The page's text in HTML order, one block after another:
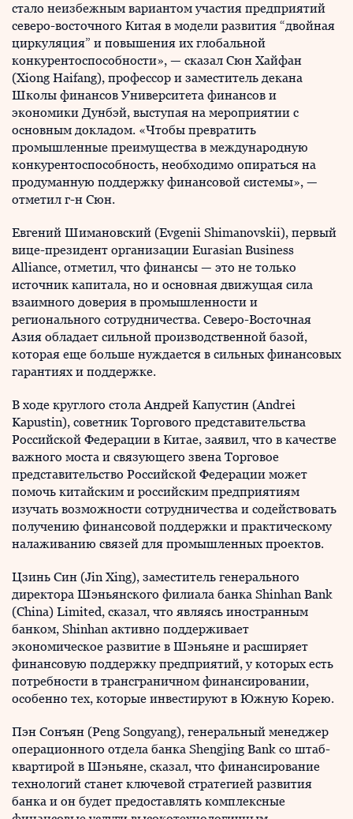
стало неизбежным вариантом участия предприятий
северо-восточного Китая в модели развития “двойная
циркуляция” и повышения их глобальной
конкурентоспособности», — сказал Сюн Хайфан
(Xiong Haifang), профессор и заместитель декана
Школы финансов Университета финансов и
экономики Дунбэй, выступая на мероприятии с
основным докладом. «Чтобы превратить
промышленные преимущества в международную
конкурентоспособность, необходимо опираться на
продуманную поддержку финансовой системы», —
отметил г-н Сюн.
Евгений Шимановский (Evgenii Shimanovskii), первый
вице-президент организации Eurasian Business
Alliance, отметил, что финансы — это не только
источник капитала, но и основная движущая сила
взаимного доверия в промышленности и
регионального сотрудничества. Северо-Восточная
Азия обладает сильной производственной базой,
которая еще больше нуждается в сильных финансовых
гарантиях и поддержке.
В ходе круглого стола Андрей Капустин (Andrei
Kapustin), советник Торгового представительства
Российской Федерации в Китае, заявил, что в качестве
важного моста и связующего звена Торговое
представительство Российской Федерации может
помочь китайским и российским предприятиям
изучать возможности сотрудничества и содействовать
получению финансовой поддержки и практическому
налаживанию связей для промышленных проектов.
Цзинь Син (Jin Xing), заместитель генерального
директора Шэньянского филиала банка Shinhan Bank
(China) Limited, сказал, что являясь иностранным
банком, Shinhan активно поддерживает
экономическое развитие в Шэньяне и расширяет
финансовую поддержку предприятий, у которых есть
потребности в трансграничном финансировании,
особенно тех, которые инвестируют в Южную Корею.
Пэн Сонъян (Peng Songyang), генеральный менеджер
операционного отдела банка Shengjing Bank со штаб-
квартирой в Шэньяне, сказал, что финансирование
технологий станет ключевой стратегией развития
банка и он будет предоставлять комплексные